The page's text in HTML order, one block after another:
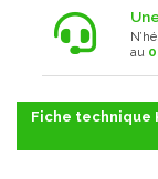
au
Fiche technique